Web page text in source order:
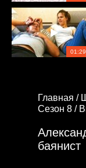
Главная /
Сезон 8 /
баянист